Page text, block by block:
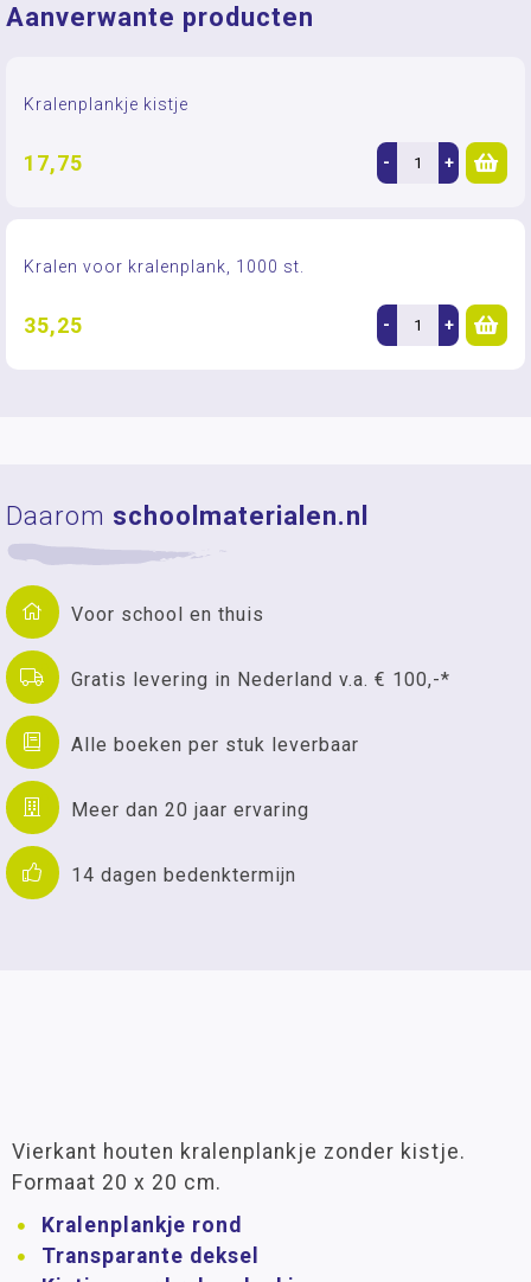
Aanverwante producten
Kralenplankje kistje
17,75 - +
Kralen voor kralenplank, 1000 st.
35,25 - +
Daarom schoolmaterialen.nl
Voor school en thuis
Gratis levering in Nederland v.a. € 100,-*
Alle boeken per stuk leverbaar
Meer dan 20 jaar ervaring
14 dagen bedenktermijn
Vierkant houten kralenplankje zonder kistje.
Formaat 20 x 20 cm.
Kralenplankje rond
Transparante deksel